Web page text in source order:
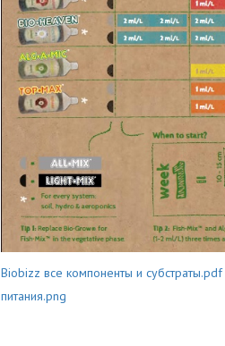
Biobizz все компоненты и субстраты.pdf
питания.png